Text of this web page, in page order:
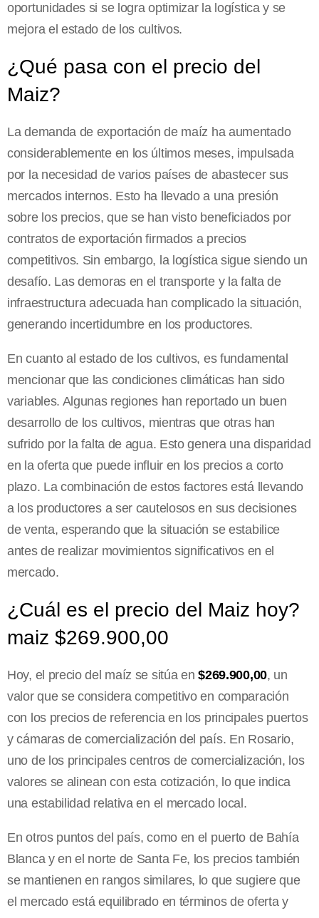
oportunidades si se logra optimizar la logística y se
mejora el estado de los cultivos.
¿Qué pasa con el precio del
Maiz?
La demanda de exportación de maíz ha aumentado
considerablemente en los últimos meses, impulsada
por la necesidad de varios países de abastecer sus
mercados internos. Esto ha llevado a una presión
sobre los precios, que se han visto beneficiados por
contratos de exportación firmados a precios
competitivos. Sin embargo, la logística sigue siendo un
desafío. Las demoras en el transporte y la falta de
infraestructura adecuada han complicado la situación,
generando incertidumbre en los productores.
En cuanto al estado de los cultivos, es fundamental
mencionar que las condiciones climáticas han sido
variables. Algunas regiones han reportado un buen
desarrollo de los cultivos, mientras que otras han
sufrido por la falta de agua. Esto genera una disparidad
en la oferta que puede influir en los precios a corto
plazo. La combinación de estos factores está llevando
a los productores a ser cautelosos en sus decisiones
de venta, esperando que la situación se estabilice
antes de realizar movimientos significativos en el
mercado.
¿Cuál es el precio del Maiz hoy?
maiz $269.900,00
Hoy, el precio del maíz se sitúa en$269.900,00, un
valor que se considera competitivo en comparación
con los precios de referencia en los principales puertos
y cámaras de comercialización del país. En Rosario,
uno de los principales centros de comercialización, los
valores se alinean con esta cotización, lo que indica
una estabilidad relativa en el mercado local.
En otros puntos del país, como en el puerto de Bahía
Blanca y en el norte de Santa Fe, los precios también
se mantienen en rangos similares, lo que sugiere que
el mercado está equilibrado en términos de oferta y